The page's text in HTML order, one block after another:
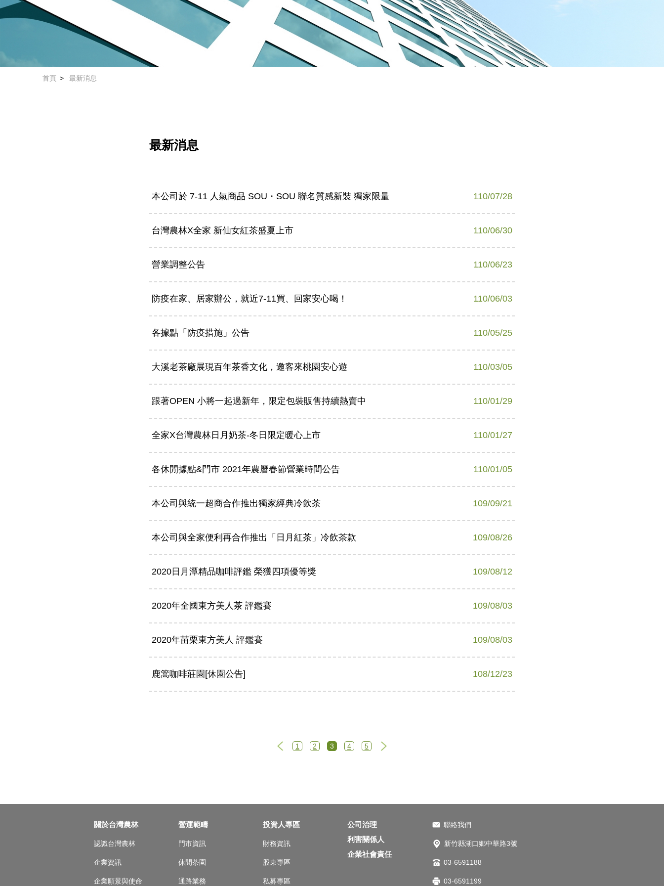
首頁 最新消息
最新消息
本公司於 7-11 人氣商品 SOU・SOU 聯名質感新裝 獨家限量 110/07/28
台灣農林X全家 新仙女紅茶盛夏上市 110/06/30
營業調整公告 110/06/23
防疫在家、居家辦公，就近7-11買、回家安心喝！ 110/06/03
各據點「防疫措施」公告 110/05/25
大溪老茶廠展現百年茶香文化，邀客來桃園安心遊 110/03/05
跟著OPEN 小將一起過新年，限定包裝販售持續熱賣中 110/01/29
全家X台灣農林日月奶茶-冬日限定暖心上市 110/01/27
各休閒據點&門市 2021年農曆春節營業時間公告 110/01/05
本公司與統一超商合作推出獨家經典冷飲茶 109/09/21
本公司與全家便利再合作推出「日月紅茶」冷飲茶款 109/08/26
2020日月潭精品咖啡評鑑 榮獲四項優等獎 109/08/12
2020年全國東方美人茶 評鑑賽 109/08/03
2020年苗栗東方美人 評鑑賽 109/08/03
鹿篙咖啡莊園[休園公告] 108/12/23
上一頁
1 2 3 4 5
關於台灣農林
認識台灣農林
企業資訊
企業願景與使命
營運範疇
門市資訊
休閒茶園
通路業務
投資人專區
財務資訊
股東專區
私募專區
公司治理
利害關係人
企業社會責任
聯絡我們
新竹縣湖口鄉中華路3號
03-6591188
03-6591199